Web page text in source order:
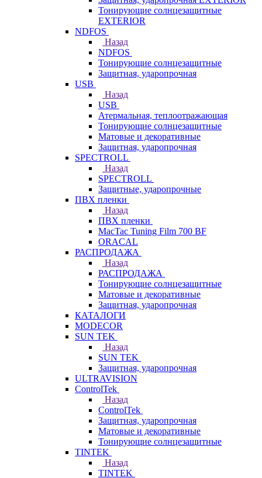
Тонирующие солнцезащитные
EXTERIOR
NDFOS
Назад
NDFOS
Тонирующие солнцезащитные
Защитная, ударопрочная
USB
Назад
USB
Атермальная, теплоотражающая
Тонирующие солнцезащитные
Матовые и декоративные
Защитная, ударопрочная
SPECTROLL
Назад
SPECTROLL
Защитные, ударопрочные
ПВХ пленки
Назад
ПВХ пленки
MacTac Tuning Film 700 BF
ORACAL
РАСПРОДАЖА
Назад
РАСПРОДАЖА
Тонирующие солнцезащитные
Матовые и декоративные
Защитная, ударопрочная
КАТАЛОГИ
MODECOR
SUN TEK
Назад
SUN TEK
Защитная, ударопрочная
ULTRAVISION
ControlTek
Назад
ControlTek
Защитная, ударопрочная
Матовые и декоративные
Тонирующие солнцезащитные
TINTEK
Назад
TINTEK